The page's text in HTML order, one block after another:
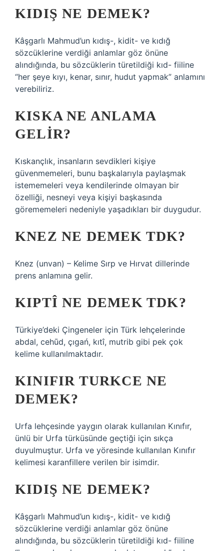
KIDIŞ NE DEMEK?
Kâşgarlı Mahmud’un kıdış-, kidit- ve kıdığ
sözcüklerine verdiği anlamlar göz önüne
alındığında, bu sözcüklerin türetildiği kıd- fiiline
“her şeye kıyı, kenar, sınır, hudut yapmak” anlamını
verebiliriz.
KISKA NE ANLAMA
GELIR?
Kıskançlık, insanların sevdikleri kişiye
güvenmemeleri, bunu başkalarıyla paylaşmak
istememeleri veya kendilerinde olmayan bir
özelliği, nesneyi veya kişiyi başkasında
görememeleri nedeniyle yaşadıkları bir duygudur.
KNEZ NE DEMEK TDK?
Knez (unvan) – Kelime Sırp ve Hırvat dillerinde
prens anlamına gelir.
KIPTÎ NE DEMEK TDK?
Türkiye’deki Çingeneler için Türk lehçelerinde
abdal, cehūd, çıgań, kıtî, mutrib gibi pek çok
kelime kullanılmaktadır.
KINIFIR TURKCE NE
DEMEK?
Urfa lehçesinde yaygın olarak kullanılan Kınıfır,
ünlü bir Urfa türküsünde geçtiği için sıkça
duyulmuştur. Urfa ve yöresinde kullanılan Kınıfır
kelimesi karanfillere verilen bir isimdir.
KIDIŞ NE DEMEK?
Kâşgarlı Mahmud’un kıdış-, kidit- ve kıdığ
sözcüklerine verdiği anlamlar göz önüne
alındığında, bu sözcüklerin türetildiği kıd- fiiline